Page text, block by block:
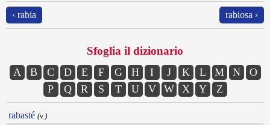
‹ rabia rabiosa ›
Sfoglia il dizionario
A B C D E F G H I J K L M N
O
P
Q R S T U V W X Y Z
rabasté (v.)